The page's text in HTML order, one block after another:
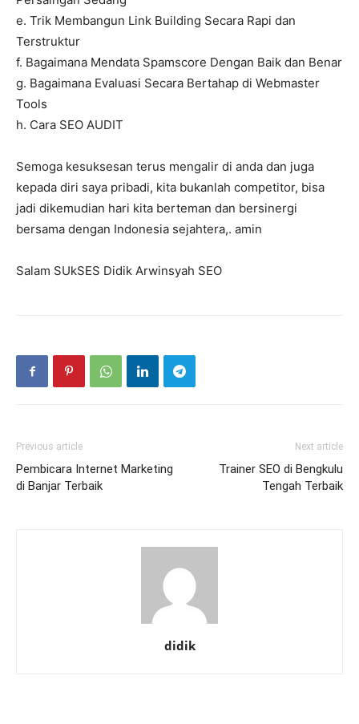
e. Trik Membangun Link Building Secara Rapi dan
Terstruktur
f. Bagaimana Mendata Spamscore Dengan Baik dan Benar
g. Bagaimana Evaluasi Secara Bertahap di Webmaster
Tools
h. Cara SEO AUDIT
Semoga kesuksesan terus mengalir di anda dan juga
kepada diri saya pribadi, kita bukanlah competitor, bisa
jadi dikemudian hari kita berteman dan bersinergi
bersama dengan Indonesia sejahtera,. amin
Salam SUkSES Didik Arwinsyah SEO
Previous article
Pembicara Internet Marketing
di Banjar Terbaik
Next article
Trainer SEO di Bengkulu
Tengah Terbaik
didik